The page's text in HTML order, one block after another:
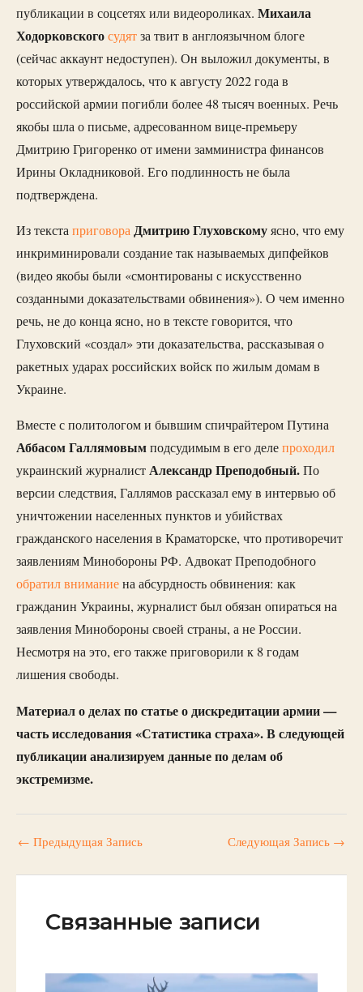
публикации в соцсетях или видеороликах. Михаила
Ходорковскогосудятза твит в англоязычном блоге
(сейчас аккаунт недоступен). Он выложил документы, в
которых утверждалось, что к августу 2022 года в
российской армии погибли более 48 тысяч военных. Речь
якобы шла о письме, адресованном вице-премьеру
Дмитрию Григоренко от имени замминистра финансов
Ирины Окладниковой. Его подлинность не была
подтверждена.
Из текстаприговораДмитрию Глуховскомуясно, что ему
инкриминировали создание так называемых дипфейков
(видео якобы были «смонтированы с искусственно
созданными доказательствами обвинения»). О чем именно
речь, не до конца ясно, но в тексте говорится, что
Глуховский «создал» эти доказательства, рассказывая о
ракетных ударах российских войск по жилым домам в
Украине.
Вместе с политологом и бывшим спичрайтером Путина
Аббасом Галлямовымподсудимым в его делепроходил
украинский журналистАлександр Преподобный.По
версии следствия, Галлямов рассказал ему в интервью об
уничтожении населенных пунктов и убийствах
гражданского населения в Краматорске, что противоречит
заявлениям Минобороны РФ. Адвокат Преподобного
обратил вниманиена абсурдность обвинения: как
гражданин Украины, журналист был обязан опираться на
заявления Минобороны своей страны, а не России.
Несмотря на это, его также приговорили к 8 годам
лишения свободы.
Материал о делах по статье о дискредитации армии —
часть исследования «Статистика страха». В следующей
публикации анализируем данные по делам об
экстремизме.
← Предыдущая Запись Следующая Запись →
Связанные записи